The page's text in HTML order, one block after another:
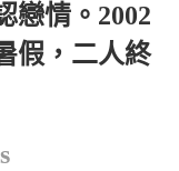
戀情。2002
假，二人終